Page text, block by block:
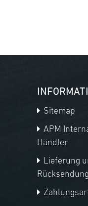
Sitemap
APM
Händler
Lieferung